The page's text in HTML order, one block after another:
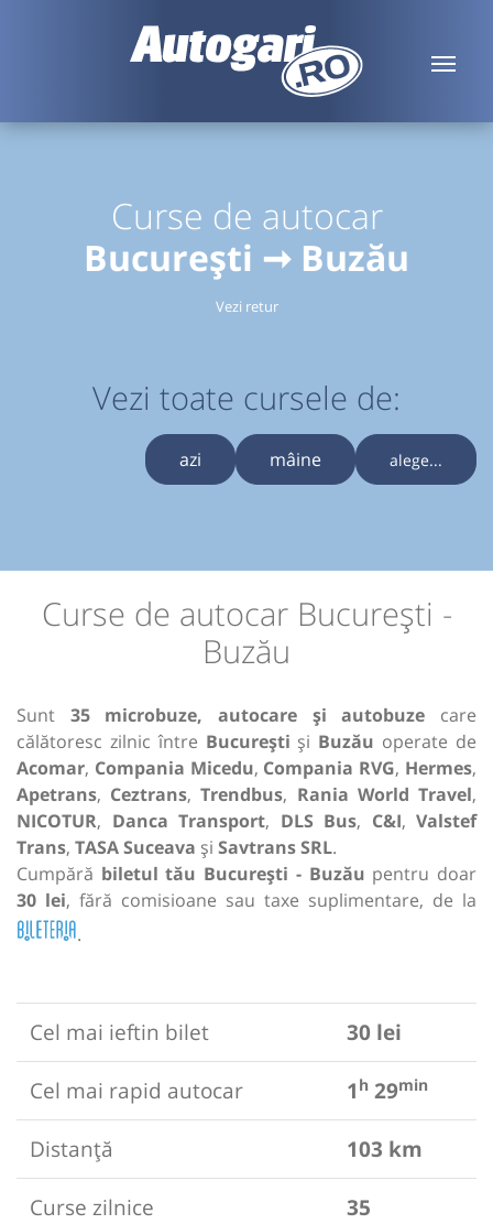
Curse de autocar
București ➞ Buzău
Vezi retur
Vezi toate cursele de:
azi mâine alege...
Curse de autocar București -
Buzău
Sunt 35 microbuze, autocare și autobuze care
călătoresc zilnic între București și Buzău operate de
Acomar, Compania Micedu, Compania RVG, Hermes,
Apetrans, Ceztrans,Trendbus, Rania World Travel,
NICOTUR, Danca Transport, DLS Bus, C&I, Valstef
Trans, TASA Suceava și Savtrans SRL.
Cumpără biletul tău București - Buzău pentru doar
30 lei, fără comisioane sau taxe suplimentare, de la
.
Cel mai ieftin bilet
30 lei
Cel mai rapid autocar
1 h 29min
Distanță
103 km
Curse zilnice
35